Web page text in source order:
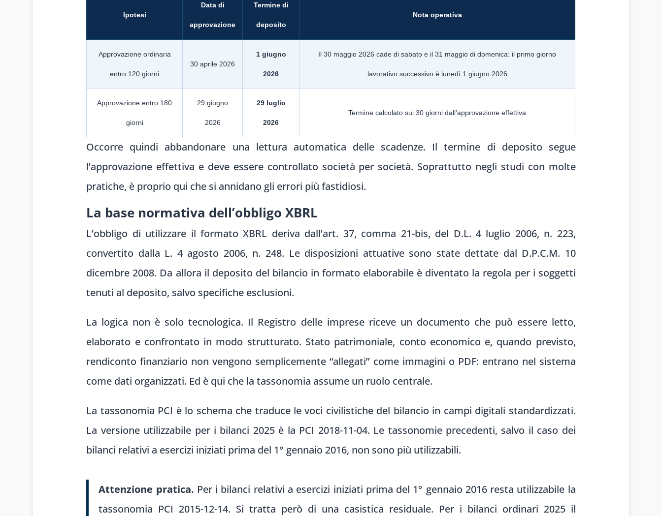
Ipotesi
Data di
approvazione
Termine di
deposito
Nota operativa
Approvazione ordinaria
entro 120 giorni
30 aprile 2026
1 giugno
2026
Il 30 maggio 2026 cade di sabato e il 31 maggio di domenica: il primo giorno
lavorativo successivo è lunedì 1 giugno 2026
Approvazione entro 180
giorni
29 giugno
2026
29 luglio
2026
Termine calcolato sui 30 giorni dall’approvazione effettiva
Occorre quindi abbandonare una lettura automatica delle scadenze. Il termine di deposito segue
l’approvazione effettiva e deve essere controllato società per società. Soprattutto negli studi con molte
pratiche, è proprio qui che si annidano gli errori più fastidiosi.
La base normativa dell’obbligo XBRL
L’obbligo di utilizzare il formato XBRL deriva dall’art. 37, comma 21-bis, del D.L. 4 luglio 2006, n. 223,
convertito dalla L. 4 agosto 2006, n. 248. Le disposizioni attuative sono state dettate dal D.P.C.M. 10
dicembre 2008. Da allora il deposito del bilancio in formato elaborabile è diventato la regola per i soggetti
tenuti al deposito, salvo specifiche esclusioni.
La logica non è solo tecnologica. Il Registro delle imprese riceve un documento che può essere letto,
elaborato e confrontato in modo strutturato. Stato patrimoniale, conto economico e, quando previsto,
rendiconto finanziario non vengono semplicemente “allegati” come immagini o PDF: entrano nel sistema
come dati organizzati. Ed è qui che la tassonomia assume un ruolo centrale.
La tassonomia PCI è lo schema che traduce le voci civilistiche del bilancio in campi digitali standardizzati.
La versione utilizzabile per i bilanci 2025 è la PCI 2018-11-04. Le tassonomie precedenti, salvo il caso dei
bilanci relativi a esercizi iniziati prima del 1° gennaio 2016, non sono più utilizzabili.
Attenzione pratica. Per i bilanci relativi a esercizi iniziati prima del 1° gennaio 2016 resta utilizzabile la
tassonomia PCI 2015-12-14. Si tratta però di una casistica residuale. Per i bilanci ordinari 2025 il